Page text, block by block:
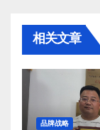
航
相关文章
品牌战略